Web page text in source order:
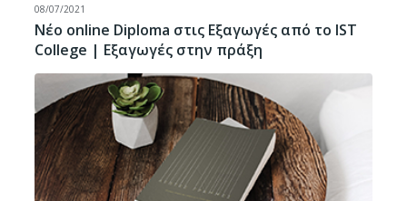
08/07/2021
Νέο online Diploma στις Εξαγωγές από το IST
College | Εξαγωγές στην πράξη